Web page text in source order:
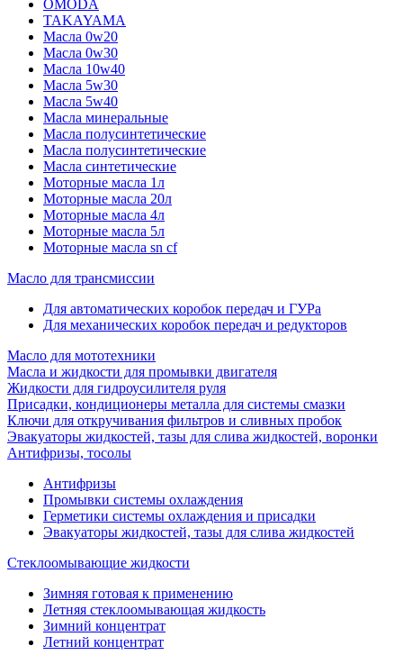
OMODA
TAKAYAMA
Масла 0w20
Масла 0w30
Масла 10w40
Масла 5w30
Масла 5w40
Масла минеральные
Масла полусинтетические
Масла полусинтетические
Масла синтетические
Моторные масла 1л
Моторные масла 20л
Моторные масла 4л
Моторные масла 5л
Моторные масла sn cf
Масло для трансмиссии
Для автоматических коробок передач и ГУРа
Для механических коробок передач и редукторов
Масло для мототехники
Масла и жидкости для промывки двигателя
Жидкости для гидроусилителя руля
Присадки, кондиционеры металла для системы смазки
Ключи для откручивания фильтров и сливных пробок
Эвакуаторы жидкостей, тазы для слива жидкостей, воронки
Антифризы, тосолы
Антифризы
Промывки системы охлаждения
Герметики системы охлаждения и присадки
Эвакуаторы жидкостей, тазы для слива жидкостей
Стеклоомывающие жидкости
Зимняя готовая к применению
Летняя стеклоомывающая жидкость
Зимний концентрат
Летний концентрат